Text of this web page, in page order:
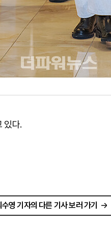
있다.
수영 기자의 다른 기사 보러 가기